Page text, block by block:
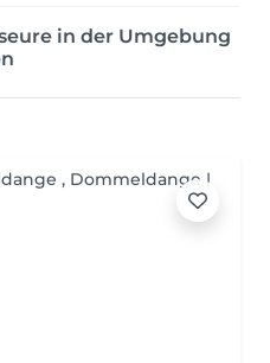
in der Umgebung